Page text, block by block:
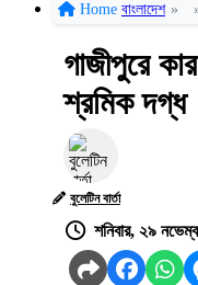
Home বাংলাদেশ »
গাজীপুরে
শ্রমিক দগ্ধ
বুলেটিন বার্তা
শনিবার, ২৯